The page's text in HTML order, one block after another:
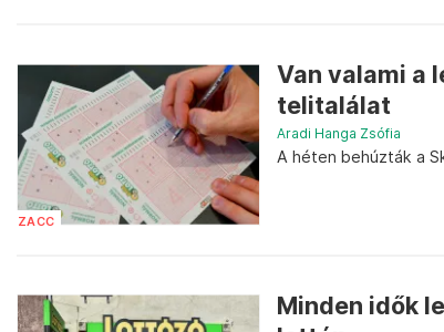
ZACC
Van valami a
telitalálat
Aradi Hanga Zsófia
A héten behúzták a
Minden idők